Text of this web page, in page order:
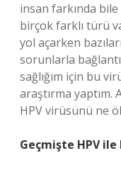
insan farkında
birçok farklı türü
yol açarken
sorunlarla
sağlığım için bu
araştırma yaptım.
HPV virüsünü ne
Geçmişte HPV ile